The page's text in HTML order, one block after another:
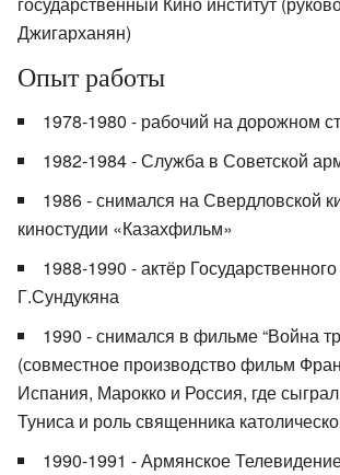
Джигарханян)
Опыт работы
1978-1980 - рабочий на дорожном
1982-1984 - Служба в Советской
1986 - снимался на Свердловской
киностудии «Казахфильм»
1988-1990 - актёр
Г.Сундукяна
1990 - снимался в фильме “Война
(совместное производство фильм
Испания, Марокко и Россия, где
Туниса и роль священника
1990-1991 - Армянское